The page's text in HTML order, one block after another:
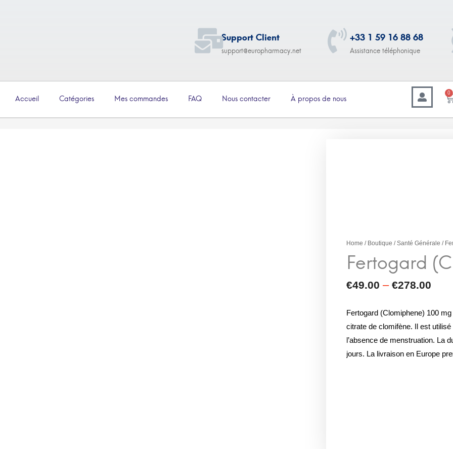
Support Client
support@europharmacy.net
+33 1 59 16 88 68
Assistance téléphonique
Accueil Catégories Mes commandes FAQ Nous contacter À propos de nous
0
Home / Boutique /Santé Générale /
Fertogard (Clomiphene) 100
citrate de clomifène. Il est utilisé
l’absence de menstruation. La
jours. La livraison en Europe